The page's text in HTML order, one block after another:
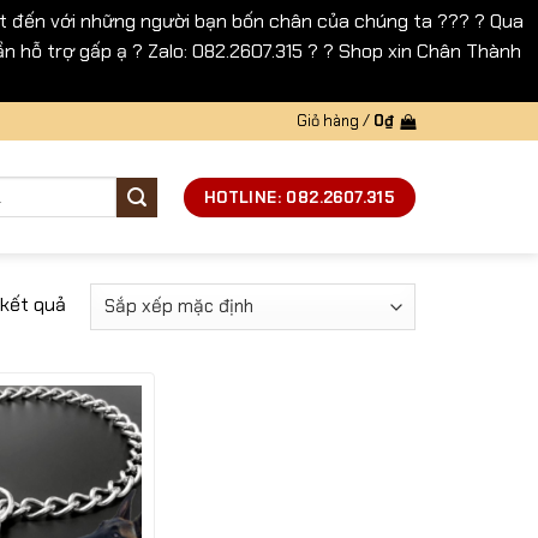
với những người bạn bốn chân của chúng ta ??? ? Qua
trợ gấp ạ ? Zalo: 082.2607.315 ? ? Shop xin Chân Thành
Giỏ hàng / 0₫
HOTLINE: 082.2607.315
quả